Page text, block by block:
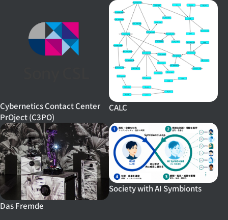
Cybernetics Contact Center
PrOject (C3PO)
CALC
Das Fremde
Society with AI Symbionts